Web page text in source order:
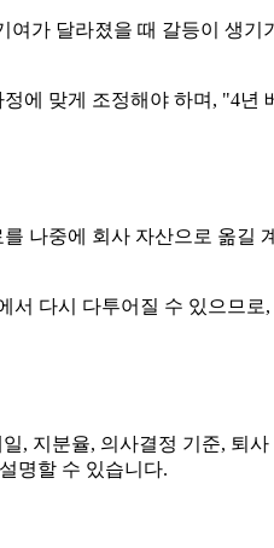
가 달라졌을 때 갈등이 생기
에 맞게 조정해야 하며, "4년
나중에 회사 자산으로 옮길
다시 다투어질 수 있으므
, 지분율, 의사결정 기준, 퇴
명할 수 있습니다.